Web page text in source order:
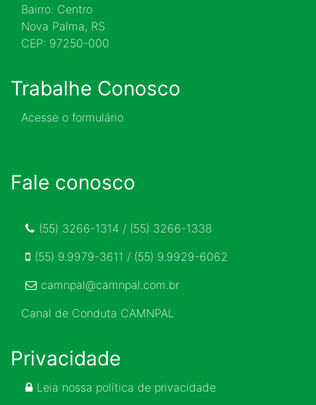
Bairro: Centro
Nova Palma, RS
CEP: 97250-000
Trabalhe Conosco
Acesse o formulário
Fale conosco
(55) 3266-1314 / (55) 3266-1338
(55) 9.9979-3611 / (55) 9.9929-6062
camnpal@camnpal.com.br
Canal de Conduta CAMNPAL
Privacidade
Leia nossa política de privacidade